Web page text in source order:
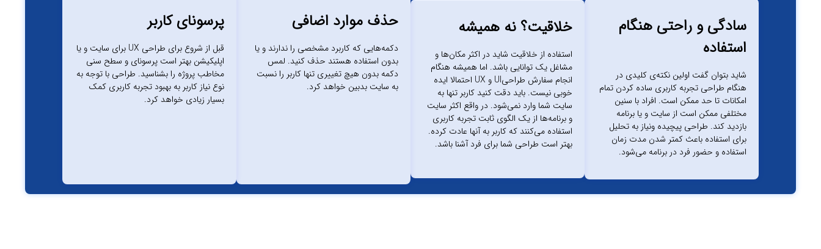
سادگی و راحتی هنگام
استفاده
شاید بتوان گفت اولین نکته‌ی کلیدی در
هنگام طراحی تجربه کاربری ساده کردن تمام
امکانات تا حد ممکن است. افراد با سنین
مختلفی ممکن است از سایت و یا برنامه
بازدید کند. طراحی پیچیده ونیاز به تحلیل
برای استفاده باعث کمتر شدن مدت زمان
استفاده و حضور فرد در برنامه می‌شود.
خلاقیت؟ نه همیشه
استفاده از خلاقیت شاید در اکثر مکان‌ها و
مشاغل یک توانایی باشد. اما همیشه هنگام
انجام سفارش طراحی‌UI و UX احتمالا ایده
خوبی نیست. باید دقت کنید کاربر تنها به
سایت شما وارد نمی‌شود. در واقع اکثر سایت
و برنامه‌ها از یک الگوی ثابت تجربه کاربری
استفاده می‌کنند که کاربر به آنها عادت کرده.
بهتر است طراحی شما برای فرد آشنا باشد.
حذف موارد اضافی
دکمه‌هایی که کاربرد مشخصی را ندارند و یا
بدون استفاده هستند حذف کنید. لمس
دکمه بدون هیچ تغییری تنها کاربر را نسبت
به سایت بدبین خواهد کرد.
پرسونای کاربر
قبل از شروع برای طراحی UX برای سایت و یا
اپلیکیشن بهتر است پرسونای و سطح سنی
مخاطب پروژه را بشناسید. طراحی با توجه به
نوع نیاز کاربر به بهبود تجربه کاربری کمک
بسیار زیادی خواهد کرد.